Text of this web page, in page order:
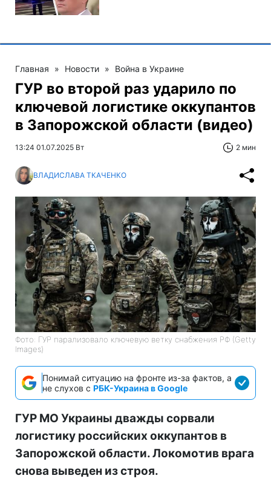
Главная » Новости » Война в Украине
ГУР во второй раз ударило по
ключевой логистике оккупантов
в Запорожской области (видео)
13:24 01.07.2025 Вт 2 мин
ВЛАДИСЛАВА ТКАЧЕНКО
Фото: ГУР парализовало ключевую ветку снабжения РФ (Getty
Images)
Понимай ситуацию на фронте из-за фактов, а
не слухов с РБК-Украина в Google
ГУР МО Украины дважды сорвали
логистику российских оккупантов в
Запорожской области. Локомотив врага
снова выведен из строя.